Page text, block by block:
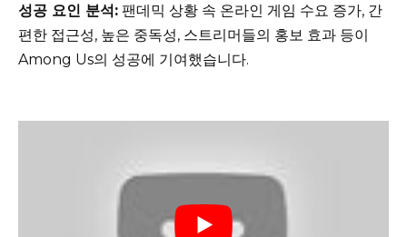
성공 요인 분석: 팬데믹 상황 속 온라인 게임 수요 증가, 간
편한 접근성, 높은 중독성, 스트리머들의 홍보 효과 등이
Among Us의 성공에 기여했습니다.